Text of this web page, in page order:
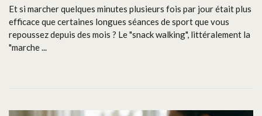
Et si marcher quelques minutes plusieurs fois par jour était plus
efficace que certaines longues séances de sport que vous
repoussez depuis des mois ? Le "snack walking", littéralement la
"marche ...